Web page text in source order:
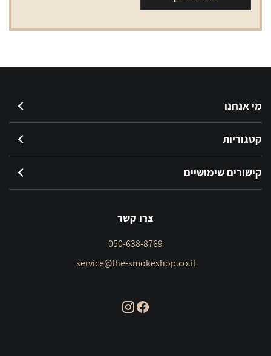
מי אנחנו
קטגוריות
קישורים שימושיים
צרו קשר
050-638-8769
service@the-smokeshop.co.il